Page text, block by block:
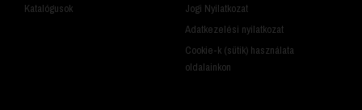
Katalógusok
Jogi Nyilatkozat
Adatkezelési nyilatkozat
Cookie-k (sütik) használata
oldalainkon